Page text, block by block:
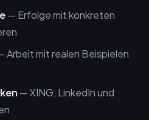
— Erfolge mit konkreten
Arbeit mit realen Beispielen
— XING, LinkedIn und